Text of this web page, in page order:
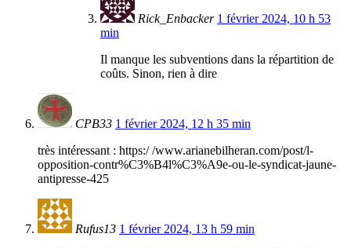
Rick_Enbacker 1 février 2024, 10 h 53
min
Il manque les subventions dans la répartition de
coûts. Sinon, rien à dire
CPB33 1 février 2024, 12 h 35 min
très intéressant : https:/ /www.arianebilheran.com/post/l-
opposition-contr%C3%B4l%C3%A9e-ou-le-syndicat-jaune-
antipresse-425
Rufus13 1 février 2024, 13 h 59 min